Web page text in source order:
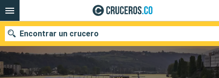
Encontrar un crucero